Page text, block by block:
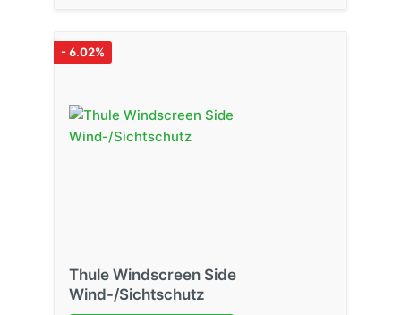
- 6.02%
Thule Windscreen Side
Wind-/Sichtschutz